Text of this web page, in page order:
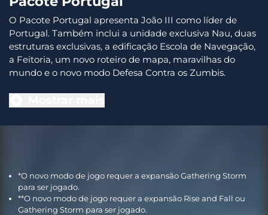
O Pacote Portugal apresenta João III como líder de
Portugal. Também inclui a unidade exclusiva Nau, duas
estruturas exclusivas, a edificação Escola de Navegação,
a Feitoria, um novo roteiro de mapa, maravilhas do
mundo e o novo modo Defesa Contra os Zumbis.
*O novo modo de jogo requer a expansão Gathering Storm
para ser jogado.
**O novo modo de jogo requer a expansão Rise and Fall ou
Gathering Storm para ser jogado.